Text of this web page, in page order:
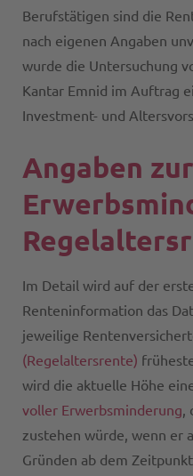
Berufstätigen sind die
nach eigenen Angaben
wurde die Untersuchung
Kantar Emnid im Auftrag
Investment- und
Angaben zur
Im Detail wird auf der
Renteninformation das
jeweilige
(Regelaltersrente)
wird die aktuelle Höhe
voller Erwerbsminderung,
zustehen würde, wenn er
Gründen ab dem